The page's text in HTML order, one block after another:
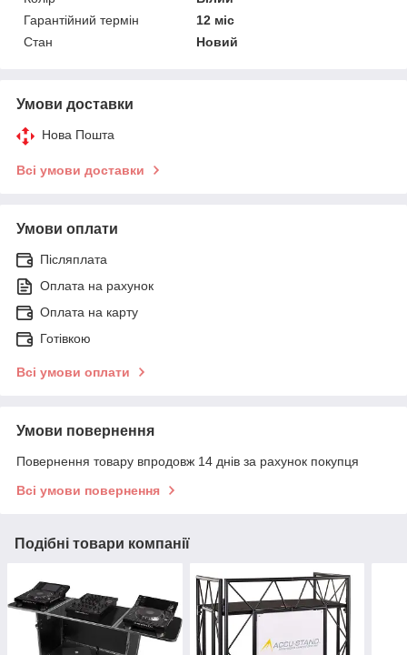
Гарантійний термін
12 міс
Стан
Новий
Умови доставки
Нова Пошта
Всі умови доставки
Умови оплати
Післяплата
Оплата на рахунок
Оплата на карту
Готівкою
Всі умови оплати
Умови повернення
Повернення товару впродовж 14 днів за рахунок покупця
Всі умови повернення
Подібні товари компанії